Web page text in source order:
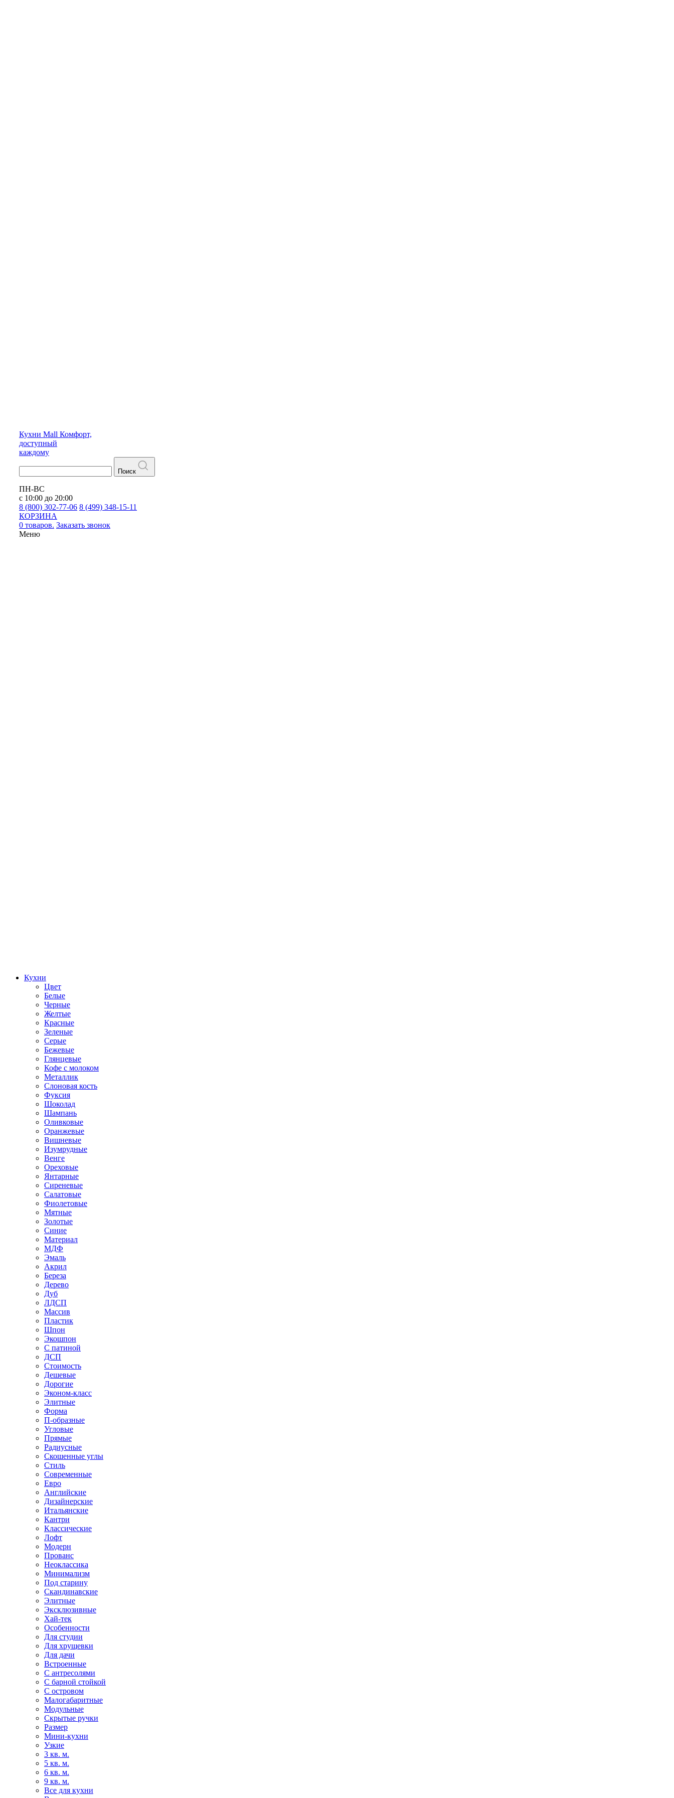
Кухни Mall Комфорт,
доступный
каждому
Поиск
ПН-ВС
с 10:00 до 20:00
8 (800) 302-77-06 8 (499) 348-15-11
КОРЗИНА
0 товаров. Заказать звонок
Меню
Кухни
Цвет
Белые
Черные
Желтые
Красные
Зеленые
Серые
Бежевые
Глянцевые
Кофе с молоком
Металлик
Слоновая кость
Фуксия
Шоколад
Шампань
Оливковые
Оранжевые
Вишневые
Изумрудные
Венге
Ореховые
Янтарные
Сиреневые
Салатовые
Фиолетовые
Мятные
Золотые
Синие
Материал
МДФ
Эмаль
Акрил
Береза
Дерево
Дуб
ЛДСП
Массив
Пластик
Шпон
Экошпон
С патиной
ДСП
Стоимость
Дешевые
Дорогие
Эконом-класс
Элитные
Форма
П-образные
Угловые
Прямые
Радиусные
Скошенные углы
Стиль
Современные
Евро
Английские
Дизайнерские
Итальянские
Кантри
Классические
Лофт
Модерн
Прованс
Неоклассика
Минимализм
Под старину
Скандинавские
Элитные
Эксклюзивные
Хай-тек
Особенности
Для студии
Для хрущевки
Для дачи
Встроенные
С антресолями
С барной стойкой
С островом
Малогабаритные
Модульные
Скрытые ручки
Размер
Мини-кухни
Узкие
3 кв. м.
5 кв. м.
6 кв. м.
9 кв. м.
Все для кухни